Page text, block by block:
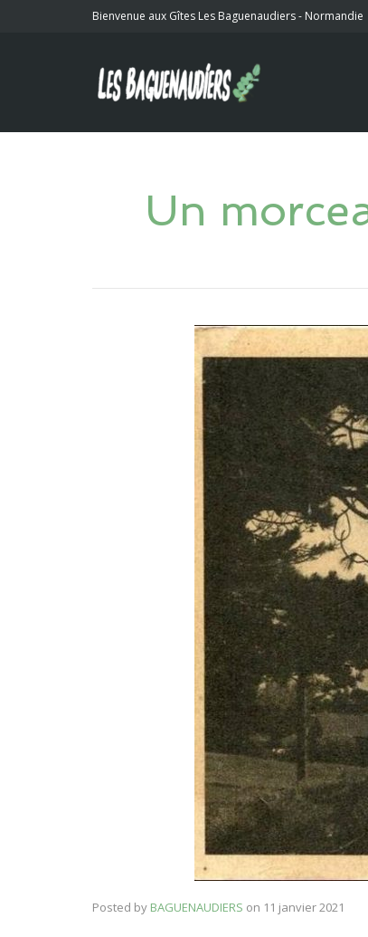
Bienvenue aux Gîtes Les Baguenaudiers - Normandie
Un
Posted by BAGUENAUDIERS on 11 janvier 2021